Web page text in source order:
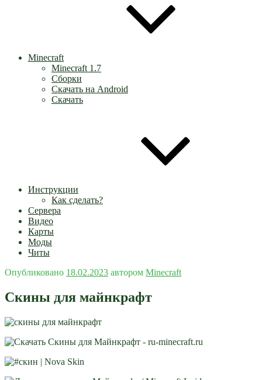
Minecraft
Minecraft 1.7
Сборки
Скачать на Android
Скачать
Инструкции
Как сделать?
Сервера
Видео
Карты
Моды
Читы
Опубликовано 18.02.2023 автором Minecraft
Скины для майнкрафт